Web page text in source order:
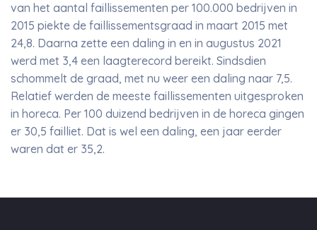
van het aantal faillissementen per 100.000 bedrijven in
2015 piekte de faillissementsgraad in maart 2015 met
24,8. Daarna zette een daling in en in augustus 2021
werd met 3,4 een laagterecord bereikt. Sindsdien
schommelt de graad, met nu weer een daling naar 7,5.
Relatief werden de meeste faillissementen uitgesproken
in horeca. Per 100 duizend bedrijven in de horeca gingen
er 30,5 failliet. Dat is wel een daling, een jaar eerder
waren dat er 35,2.